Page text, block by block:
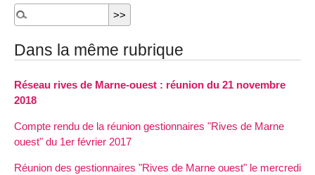
Dans la même rubrique
Réseau rives de Marne-ouest : réunion du 21 novembre
2018
Compte rendu de la réunion gestionnaires "Rives de Marne
ouest" du 1er février 2017
Réunion des gestionnaires "Rives de Marne ouest" le mercredi